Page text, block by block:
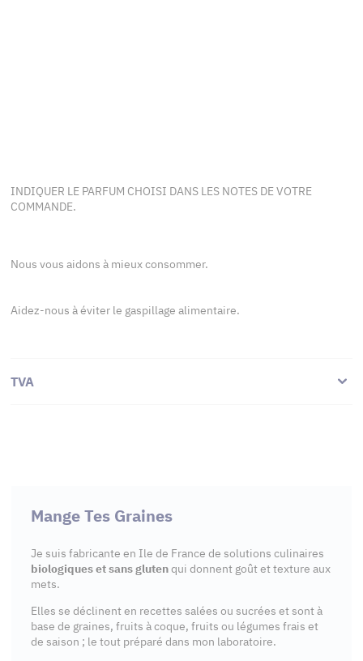
INDIQUER LE PARFUM CHOISI DANS LES NOTES DE VOTRE
COMMANDE.
Nous vous aidons à mieux consommer.
Aidez-nous à éviter le gaspillage alimentaire.
TVA
Mange Tes Graines
Je suis fabricante en Ile de France de solutions culinaires
biologiques et sans glutenqui donnent goût et texture aux
mets.
Elles se déclinent en recettes salées ou sucrées et sont à
base de graines, fruits à coque, fruits ou légumes frais et
de saison ; le tout préparé dans mon laboratoire.